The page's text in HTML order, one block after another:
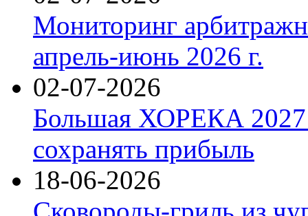
Мониторинг
апрель-июнь 2026 г.
02-07-2026
Большая ХОРЕКА 2027:
сохранять прибыль
18-06-2026